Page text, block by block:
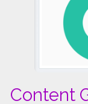
Content